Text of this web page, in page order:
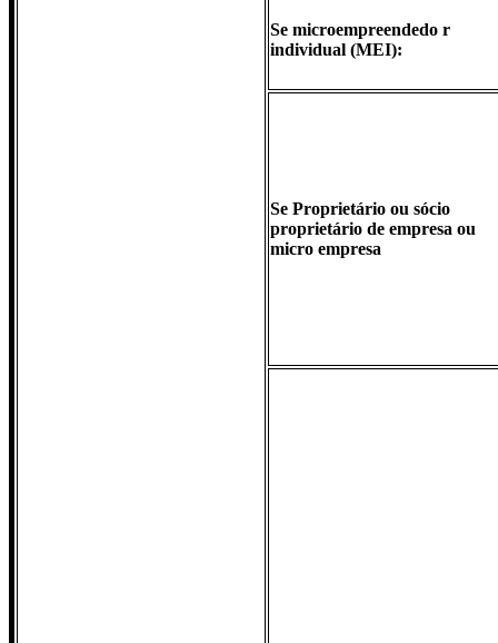
Se microempreendedo r
individual (MEI):
Se Proprietário ou sócio
proprietário de empresa ou
micro empresa